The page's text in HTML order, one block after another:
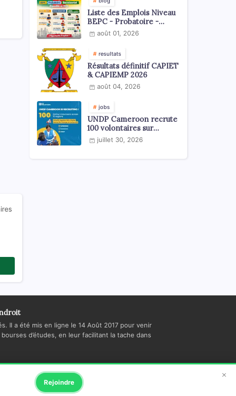
Liste des Emplois Niveau
BEPC - Probatoire -
Baccalauréat dispoblible
en 2026
août 01, 2026
resultats
Résultats définitif CAPIET
& CAPIEMP 2026
août 04, 2026
jobs
UNDP Cameroon recrute
100 volontaires sur
l'échelle du territoire
national
juillet 30, 2026
Il a été mis en ligne le 14 Août 2017 pour venir
d’études, en leur facilitant la tache dans
Politique de confidentialité
×
Rejoindre